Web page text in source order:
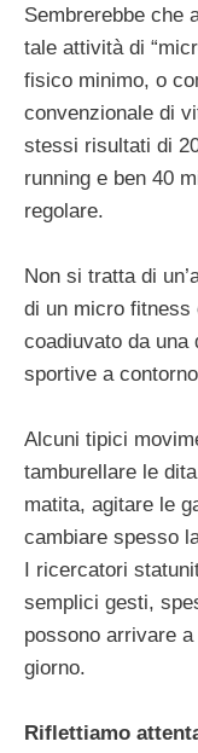
Sembrerebbe che
tale attività di
fisico minimo, o
convenzionale di
stessi risultati di
running e ben 40
regolare.
Non si tratta di
di un micro fitness
coadiuvato da una
sportive a
Alcuni tipici
tamburellare le
matita, agitare le
cambiare spesso
I ricercatori
semplici gesti,
possono arrivare
giorno.
Riflettiamo